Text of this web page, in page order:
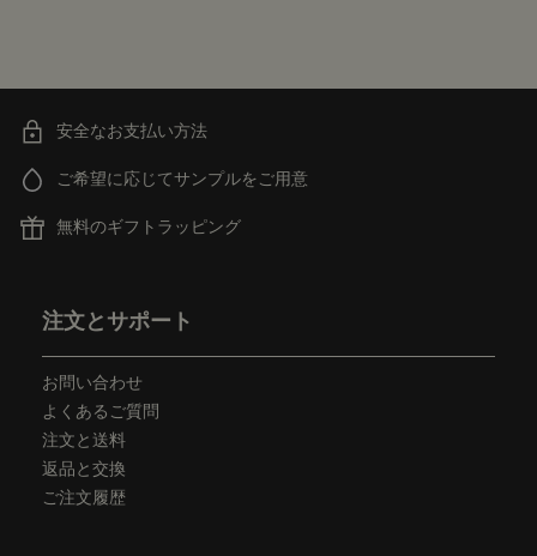
安全なお支払い方法
ご希望に応じてサンプルをご用意
無料のギフトラッピング
注文とサポート
お問い合わせ
よくあるご質問
注文と送料
返品と交換
ご注文履歴